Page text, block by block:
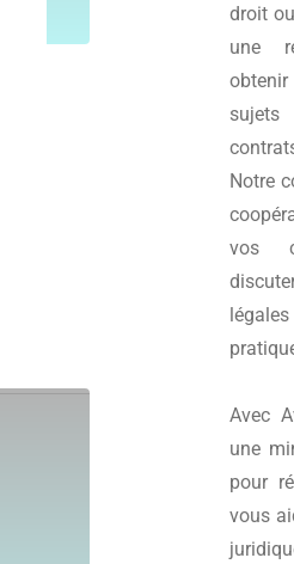
droit
une
Notre
vos
Avec
une
pour
vous